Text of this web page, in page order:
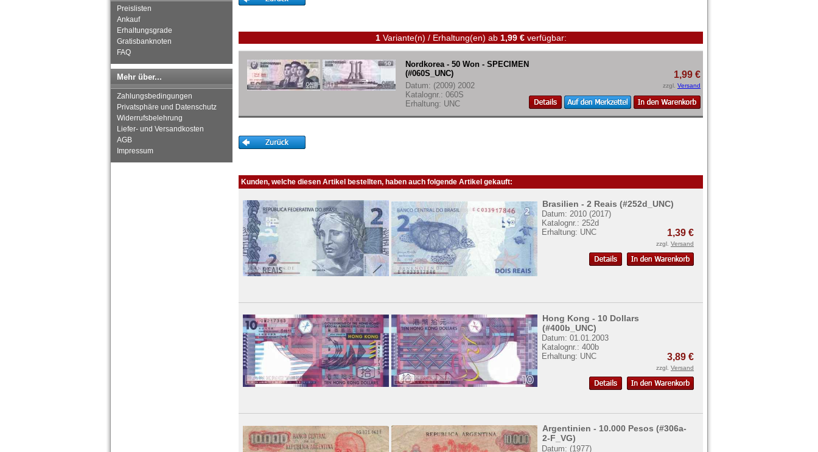
Timor
Turkmenistan
Usbekistan
Vereinigte Arabische Emirate
Vietnam
Vietnam Süd
Preislisten
Ankauf
Erhaltungsgrade
Gratisbanknoten
FAQ
Mehr über...
Zahlungsbedingungen
Privatsphäre und Datenschutz
Widerrufsbelehrung
Liefer- und Versandkosten
AGB
Impressum
1Variante(n) / Erhaltung(en) ab 1,99 €verfügbar:
Nordkorea - 50 Won - SPECIMEN
(#060S_UNC)
Datum: (2009) 2002
Katalognr.: 060S
Erhaltung: UNC
1,99 €
zzgl. Versand
Kunden, welche diesen Artikel bestellten, haben auch folgende Artikel gekauft:
Brasilien - 2 Reais (#252d_UNC)
Datum: 2010 (2017)
Katalognr.: 252d
Erhaltung: UNC
1,39 €
zzgl. Versand
Hong Kong - 10 Dollars
(#400b_UNC)
Datum: 01.01.2003
Katalognr.: 400b
Erhaltung: UNC
3,89 €
zzgl. Versand
Argentinien - 10.000 Pesos (#306a-
2-F_VG)
Datum: (1977)